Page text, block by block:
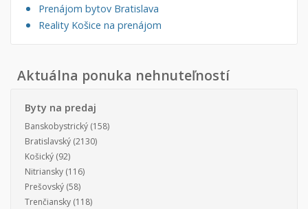
Prenájom bytov Bratislava
Reality Košice na prenájom
Aktuálna ponuka nehnuteľností
Byty na predaj
Banskobystrický (158)
Bratislavský (2130)
Košický (92)
Nitriansky (116)
Prešovský (58)
Trenčiansky (118)